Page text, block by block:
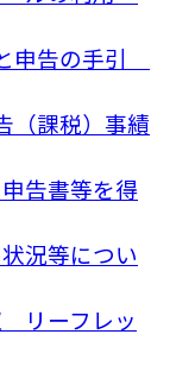
申告の手引
（課税）事績
告書等を得
況等につい
リーフレッ